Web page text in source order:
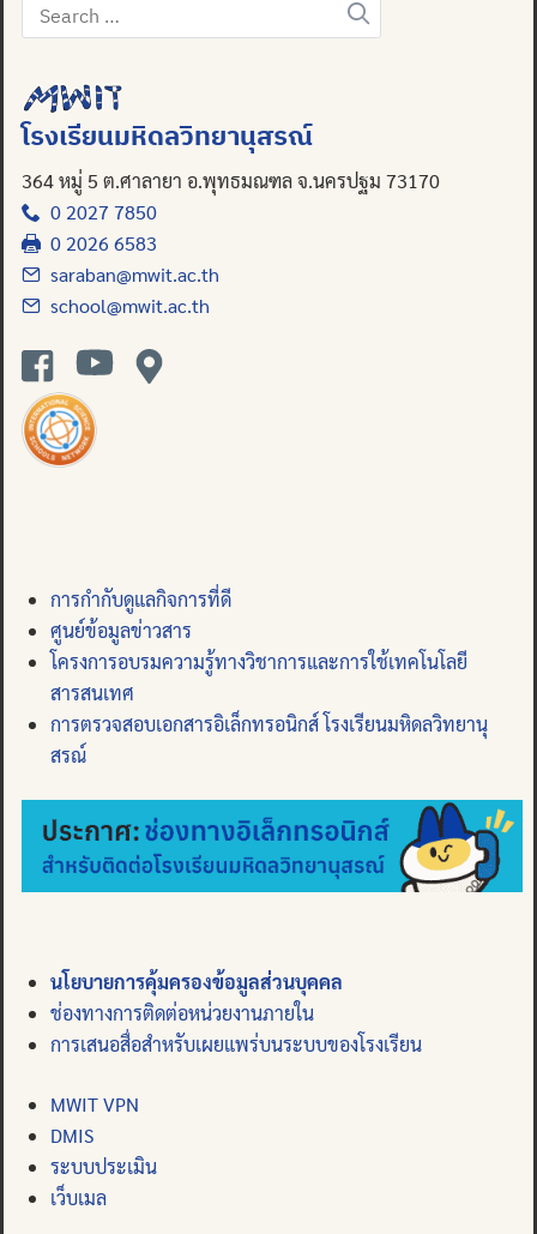
Search
for:
โรงเรียนมหิดลวิทยานุสรณ์
364 หมู่ 5 ต.ศาลายา อ.พุทธมณฑล จ.นครปฐม 73170
0 2027 7850
0 2026 6583
saraban@mwit.ac.th
school@mwit.ac.th
การกำกับดูแลกิจการที่ดี
ศูนย์ข้อมูลข่าวสาร
โครงการอบรมความรู้ทางวิชาการและการใช้เทคโนโลยี
สารสนเทศ
การตรวจสอบเอกสารอิเล็กทรอนิกส์ โรงเรียนมหิดลวิทยานุ
สรณ์
นโยบายการคุ้มครองข้อมูลส่วนบุคคล
ช่องทางการติดต่อหน่วยงานภายใน
การเสนอสื่อสำหรับเผยแพร่บนระบบของโรงเรียน
MWIT VPN
DMIS
ระบบประเมิน
เว็บเมล